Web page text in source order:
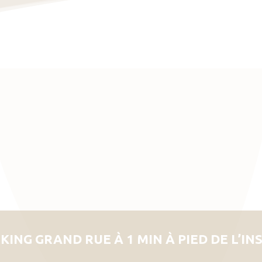
GRAND RUE À 1 MIN À PIED DE